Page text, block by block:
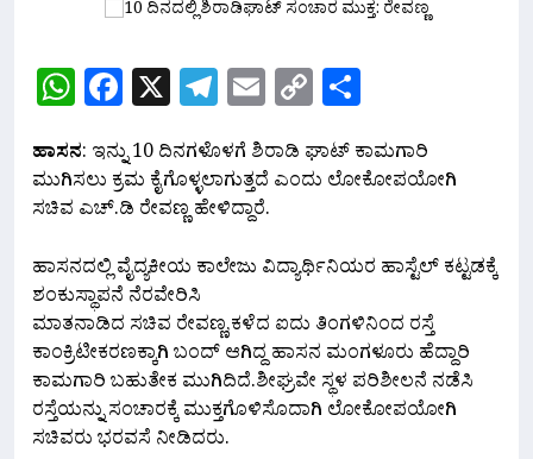
WhatsApp
Facebook
X Telegram
Email
Copy
Link
ಹಾಸನ: ಇನ್ನು 10‌ ದಿನಗಳೊಳಗೆ‌ ಶಿರಾಡಿ ಘಾಟ್ ಕಾಮಗಾರಿ‌
ಮುಗಿಸಲು ಕ್ರಮ ಕೈಗೊಳ್ಳಲಾಗುತ್ತದೆ ಎಂದು ಲೋಕೋಪಯೋಗಿ
ಸಚಿವ ಎಚ್.ಡಿ ರೇವಣ್ಣ ಹೇಳಿದ್ದಾರೆ.
ಹಾಸನದಲ್ಲಿ ವೈದ್ಯಕೀಯ ಕಾಲೇಜು ವಿದ್ಯಾರ್ಥಿನಿಯರ ಹಾಸ್ಟೆಲ್‌ ಕಟ್ಟಡಕ್ಕೆ
ಶಂಕುಸ್ಥಾಪನೆ ನೆರವೇರಿಸಿ
ಮಾತನಾಡಿದ ಸಚಿವ ರೇವಣ್ಣ,ಕಳೆದ‌ ಐದು ತಿಂಗಳಿನಿಂದ ರಸ್ತೆ
ಕಾಂಕ್ರಿಟೀಕರಣಕ್ಕಾಗಿ ಬಂದ್ ಆಗಿದ್ದ ಹಾಸನ ಮಂಗಳೂರು ಹೆದ್ದಾರಿ
ಕಾಮಗಾರಿ ಬಹುತೇಕ ಮುಗಿದಿದೆ.ಶೀಘ್ರವೇ ಸ್ಥಳ ಪರಿಶೀಲನೆ ನಡೆಸಿ
ರಸ್ತೆಯನ್ನು ಸಂಚಾರಕ್ಕೆ ಮುಕ್ತಗೊಳಿಸೊದಾಗಿ ಲೋಕೋಪಯೋಗಿ
ಸಚಿವರು ಭರವಸೆ ನೀಡಿದರು.